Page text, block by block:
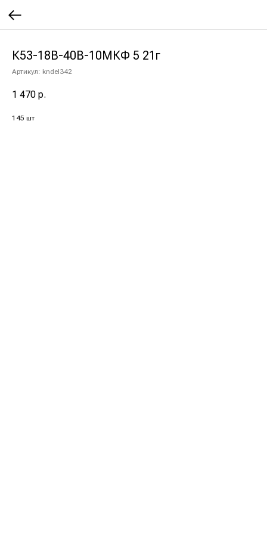
К53-18В-40В-10МКФ 5 21г
Артикул: kndel342
1 470 р.
145 шт